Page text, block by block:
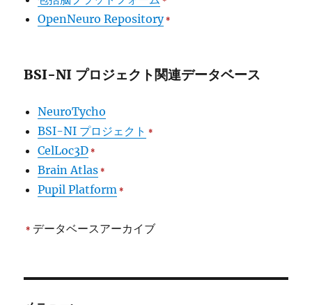
OpenNeuro Repository *
BSI-NI プロジェクト関連データベース
NeuroTycho
BSI-NI プロジェクト
*
CelLoc3D *
Brain Atlas *
Pupil Platform *
* データベースアーカイブ